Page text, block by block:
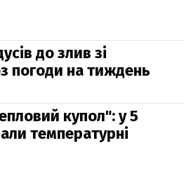
до злив зі
погоди на тиждень
купол": у 5
температурні